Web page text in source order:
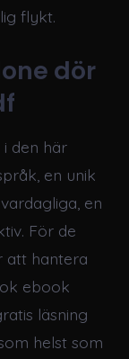
flykt.
dör
den här
en unik
en
För de
att hantera
ebook
läsning
helst som